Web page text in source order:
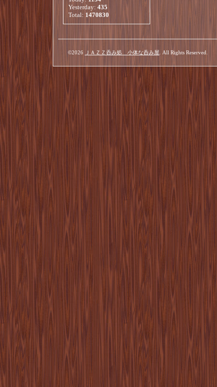
Yesterday: 435
Total: 1470830
©2026 ＪＡＺＺ呑み処 小体な呑み屋 . All Rights Reserved.